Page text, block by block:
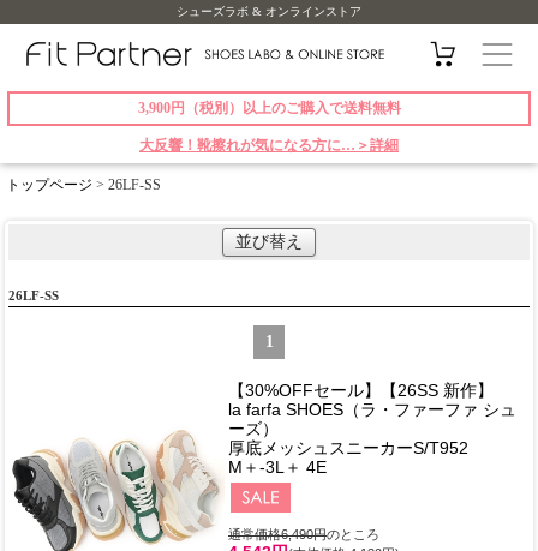
シューズラボ & オンラインストア
3,900円（税別）以上のご購入で送料無料
大反響！靴擦れが気になる方に…＞詳細
トップページ > 26LF-SS
並び替え
26LF-SS
1
【30%OFFセール】【26SS 新作】
la farfa SHOES（ラ・ファーファ シュ
ーズ）
厚底メッシュスニーカーS/T952
M＋-3L＋ 4E
通常価格6,490円のところ